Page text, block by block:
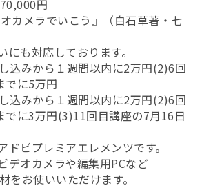
円
オカメラでいこう』（白石草著・七
も対応しております。
込みから１週間以内に2万円(2)6回
でに5万円
込みから１週間以内に2万円(2)6回
でに3万円(3)11回目講座の7月16日
ビプレミアエレメンツです。
デオカメラや編集用PCなど
お使いいただけます。